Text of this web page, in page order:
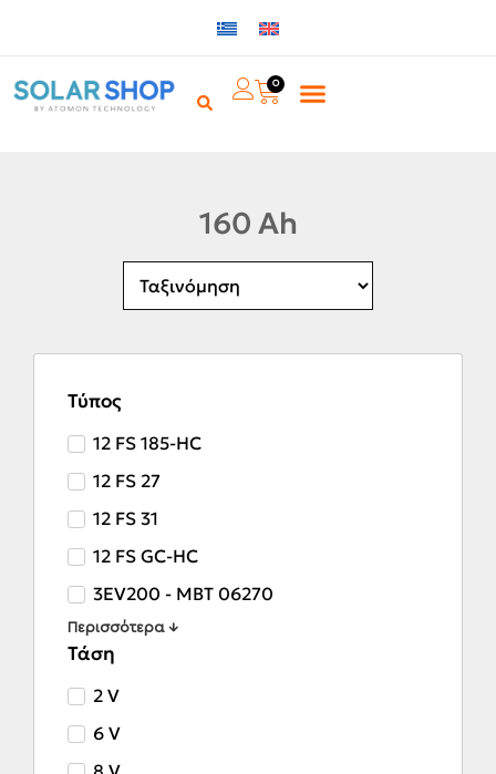
0
160 Ah
Τύπος
12 FS 185-HC
12 FS 27
12 FS 31
12 FS GC-HC
3EV200 - MBT 06270
Περισσότερα ↓
Τάση
2 V
6 V